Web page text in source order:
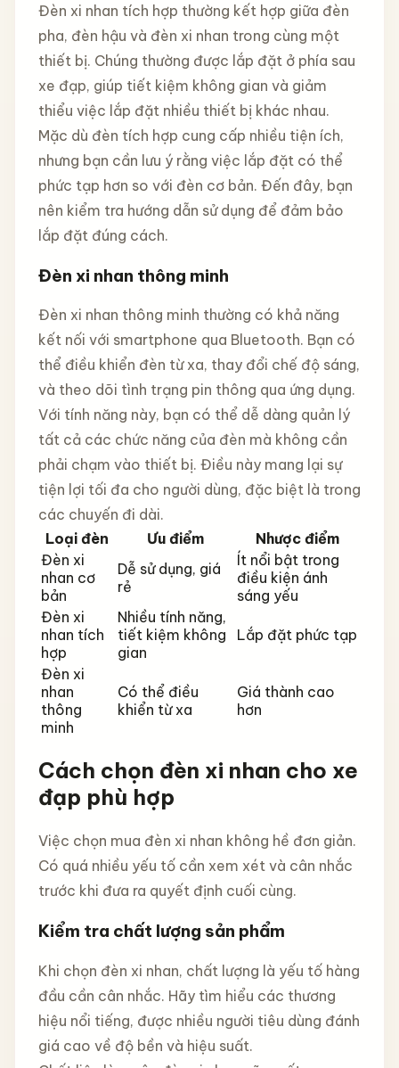
Đèn xi nhan tích hợp thường kết hợp giữa đèn
pha, đèn hậu và đèn xi nhan trong cùng một
thiết bị. Chúng thường được lắp đặt ở phía sau
xe đạp, giúp tiết kiệm không gian và giảm
thiểu việc lắp đặt nhiều thiết bị khác nhau.
Mặc dù đèn tích hợp cung cấp nhiều tiện ích,
nhưng bạn cần lưu ý rằng việc lắp đặt có thể
phức tạp hơn so với đèn cơ bản. Đến đây, bạn
nên kiểm tra hướng dẫn sử dụng để đảm bảo
lắp đặt đúng cách.
Đèn xi nhan thông minh
Đèn xi nhan thông minh thường có khả năng
kết nối với smartphone qua Bluetooth. Bạn có
thể điều khiển đèn từ xa, thay đổi chế độ sáng,
và theo dõi tình trạng pin thông qua ứng dụng.
Với tính năng này, bạn có thể dễ dàng quản lý
tất cả các chức năng của đèn mà không cần
phải chạm vào thiết bị. Điều này mang lại sự
tiện lợi tối đa cho người dùng, đặc biệt là trong
các chuyến đi dài.
Loại đèn
Ưu điểm
Nhược điểm
Đèn xi
nhan cơ
bản
Dễ sử dụng, giá
rẻ
Ít nổi bật trong
điều kiện ánh
sáng yếu
Đèn xi
nhan tích
hợp
Nhiều tính năng,
tiết kiệm không
gian
Lắp đặt phức tạp
Đèn xi
nhan
thông
minh
Có thể điều
khiển từ xa
Giá thành cao
hơn
Cách chọn đèn xi nhan cho xe
đạp phù hợp
Việc chọn mua đèn xi nhan không hề đơn giản.
Có quá nhiều yếu tố cần xem xét và cân nhắc
trước khi đưa ra quyết định cuối cùng.
Kiểm tra chất lượng sản phẩm
Khi chọn đèn xi nhan, chất lượng là yếu tố hàng
đầu cần cân nhắc. Hãy tìm hiểu các thương
hiệu nổi tiếng, được nhiều người tiêu dùng đánh
giá cao về độ bền và hiệu suất.